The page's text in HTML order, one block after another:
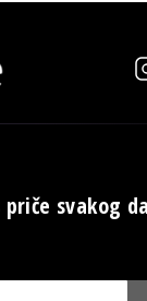
svakog